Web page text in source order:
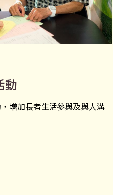
動
增加長者生活參與及與人溝